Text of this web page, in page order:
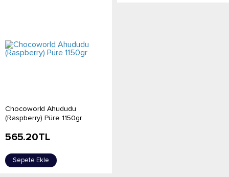
Chocoworld Ahududu
(Raspberry) Püre 1150gr
565.20TL
Sepete Ekle